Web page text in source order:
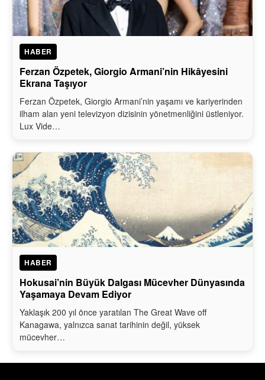
HABER
Ferzan Özpetek, Giorgio Armani’nin Hikâyesini
Ekrana Taşıyor
Ferzan Özpetek, Giorgio Armani’nin yaşamı ve kariyerinden
ilham alan yeni televizyon dizisinin yönetmenliğini üstleniyor.
Lux Vide…
HABER
Hokusai’nin Büyük Dalgası Mücevher Dünyasında
Yaşamaya Devam Ediyor
Yaklaşık 200 yıl önce yaratılan The Great Wave off
Kanagawa, yalnızca sanat tarihinin değil, yüksek
mücevher…